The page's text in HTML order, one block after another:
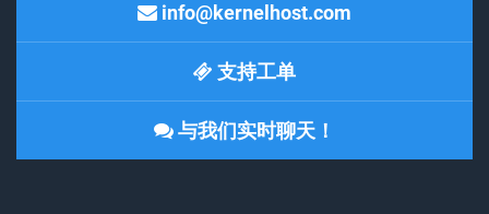
info@kernelhost.com
支持工单
与我们实时聊天！